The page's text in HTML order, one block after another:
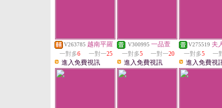
V263785 越南平羅
一對多6 一對一25
進入免費視訊
V300995 一品萱
一對多5 一對一20
進入免費視訊
V275519 夫
一對多5 一
進入免費視